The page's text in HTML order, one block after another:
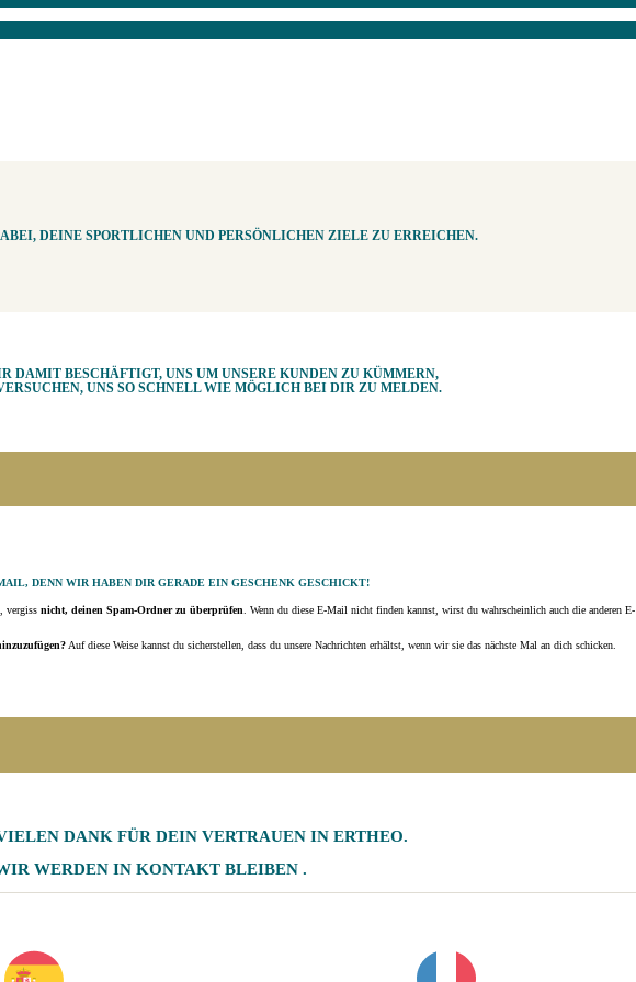
DEINE SPORTLICHEN UND PERSÖNLICHEN ZIELE ZU ERREICHEN.
DAMIT BESCHÄFTIGT, UNS UM UNSERE KUNDEN ZU KÜMMERN,
UNS SO SCHNELL WIE MÖGLICH BEI DIR ZU MELDEN.
DENN WIR HABEN DIR GERADE EIN GESCHENK GESCHICKT!
vergissnicht, deinen Spam-Ordner zu überprüfen
. Wenn du diese E-Mail nicht finden kannst, wirst du wahrscheinlich auch die anderen E-
Auf diese Weise kannst du sicherstellen, dass du unsere Nachrichten erhältst, wenn wir sie das nächste Mal an dich schicken.
DANKFÜR DEIN VERTRAUEN IN ERTHEO.
WERDEN IN KONTAKTBLEIBEN .